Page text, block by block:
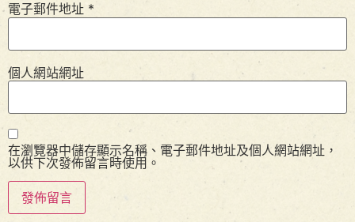
電子郵件地址 *
個人網站網址
在瀏覽器中儲存顯示名稱、電子郵件地址及個人網站網址，
以供下次發佈留言時使用。